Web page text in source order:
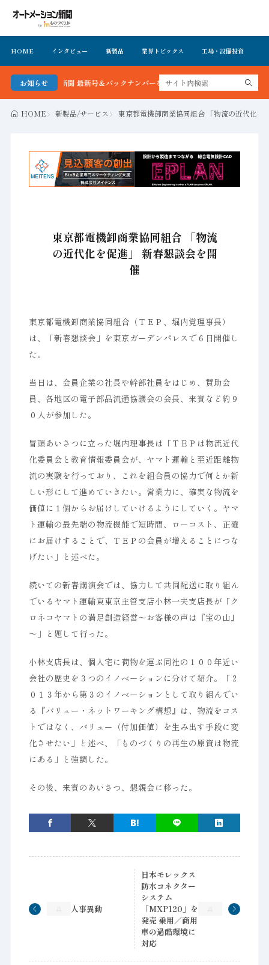
HOME インタビュー 新製品 業界トピックス 工場・設備投資
お知らせ
ション新聞 最新号＆バックナンバーを無料で公開中 詳細はこちら
HOME 新製品/サービス 東京都電機卸商業協同組合 「物流の近代化を
東京都電機卸商業協同組合 「物流
の近代化を促進」 新春懇談会を開
催
東京都電機卸商業協同組合（ＴＥＰ、堀内覚理事長）
は、「新春懇談会」を東京ガーデンパレスで６日開催し
た。
当日は、会員企業の社長や幹部社員をはじめ、賛助会
員、各地区の電子部品流通協議会の会長、来賓など約９
０人が参加した。
冒頭あいさつに立った堀内理事長は「ＴＥＰは物流近代
化委員会と教育情報委員会が、ヤマト運輸と至近距離物
流の実験を行っており、これを組合員の協力で何とか新
しい形にして進めていきたい。営業力に、確実な物流を
価値に１個からお届けしていけるようにしていく。ヤマ
ト運輸の最先端の物流機能で短時間、ローコスト、正確
にお届けすることで、ＴＥＰの会員が増えることにつな
げたい」と述べた。
続いての新春講演会では、協力して共同配送に取り組ん
でいるヤマト運輸東東京主管支店小林一夫支店長が「ク
ロネコヤマトの満足創造経営～お客様の声は『宝の山』
～」と題して行った。
小林支店長は、個人宅に荷物を運ぶ同社の１００年近い
会社の歴史を３つのイノベーションに分けて紹介。「２
０１３年から第３のイノベーションとして取り組んでい
る『バリュー・ネットワーキング構想』は、物流をコス
トではなく、バリュー（付加価値）を生み出す手段に変
化させたい」と述べ、「ものづくりの再生の原資は物流
にある」と強調した。
その後、来賓のあいさつ、懇親会に移った。
人事異動
日本モレックス
防水コネクター
システム
「MXP120」を
発売 乗用／商用
車の過酷環境に
対応